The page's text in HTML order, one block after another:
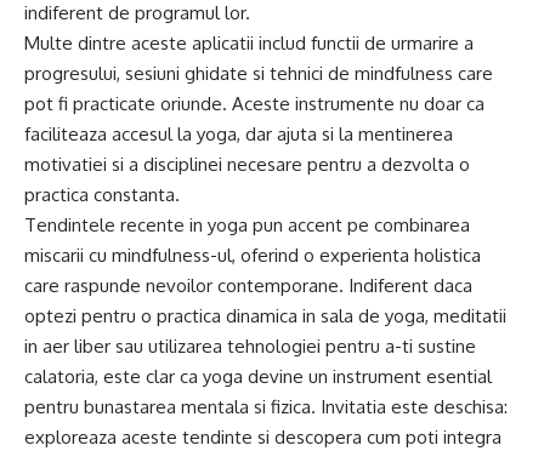
indiferent de programul lor.
Multe dintre aceste aplicatii includ functii de urmarire a
progresului, sesiuni ghidate si tehnici de mindfulness care
pot fi practicate oriunde. Aceste instrumente nu doar ca
faciliteaza accesul la yoga, dar ajuta si la mentinerea
motivatiei si a disciplinei necesare pentru a dezvolta o
practica constanta.
Tendintele recente in yoga pun accent pe combinarea
miscarii cu mindfulness-ul, oferind o experienta holistica
care raspunde nevoilor contemporane. Indiferent daca
optezi pentru o practica dinamica in sala de yoga, meditatii
in aer liber sau utilizarea tehnologiei pentru a-ti sustine
calatoria, este clar ca yoga devine un instrument esential
pentru bunastarea mentala si fizica. Invitatia este deschisa:
exploreaza aceste tendinte si descopera cum poti integra